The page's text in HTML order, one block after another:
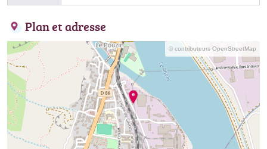
Plan et adresse
© contributeurs OpenStreetMap